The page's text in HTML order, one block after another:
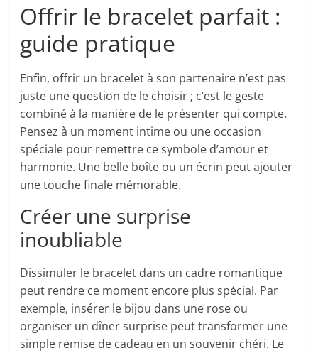
Offrir le bracelet parfait :
guide pratique
Enfin, offrir un bracelet à son partenaire n’est pas
juste une question de le choisir ; c’est le geste
combiné à la manière de le présenter qui compte.
Pensez à un moment intime ou une occasion
spéciale pour remettre ce symbole d’amour et
harmonie. Une belle boîte ou un écrin peut ajouter
une touche finale mémorable.
Créer une surprise
inoubliable
Dissimuler le bracelet dans un cadre romantique
peut rendre ce moment encore plus spécial. Par
exemple, insérer le bijou dans une rose ou
organiser un dîner surprise peut transformer une
simple remise de cadeau en un souvenir chéri. Le